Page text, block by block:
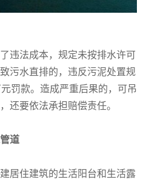
违法成本，规定未按排水许可
污水直排的，违反污泥处置规
罚款。造成严重后果的，可吊
还要依法承担赔偿责任。
道
居住建筑的生活阳台和生活露